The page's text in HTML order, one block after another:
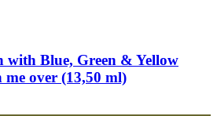
with Blue, Green & Yellow
me over (13,50 ml)